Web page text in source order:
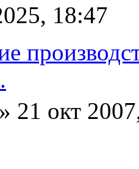
18:47
» 21 окт